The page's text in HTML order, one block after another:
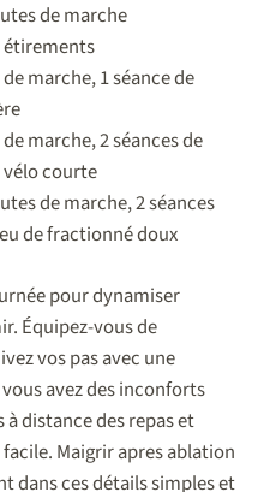
de marche
marche, 1 séance de
marche, 2 séances de
courte
de marche, 2 séances
de fractionné doux
pour dynamiser
Équipez-vous de
vos pas avec une
avez des inconforts
distance des repas et
Maigrir apres ablation
dans ces détails simples et